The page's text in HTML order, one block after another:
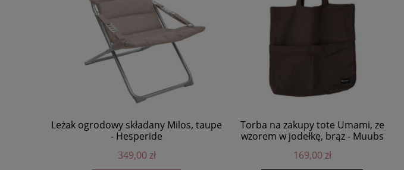
Leżak ogrodowy składany Milos, taupe
- Hesperide
349,00 zł
Torba na zakupy tote Umami, ze
wzorem w jodełkę, brąz - Muubs
169,00 zł